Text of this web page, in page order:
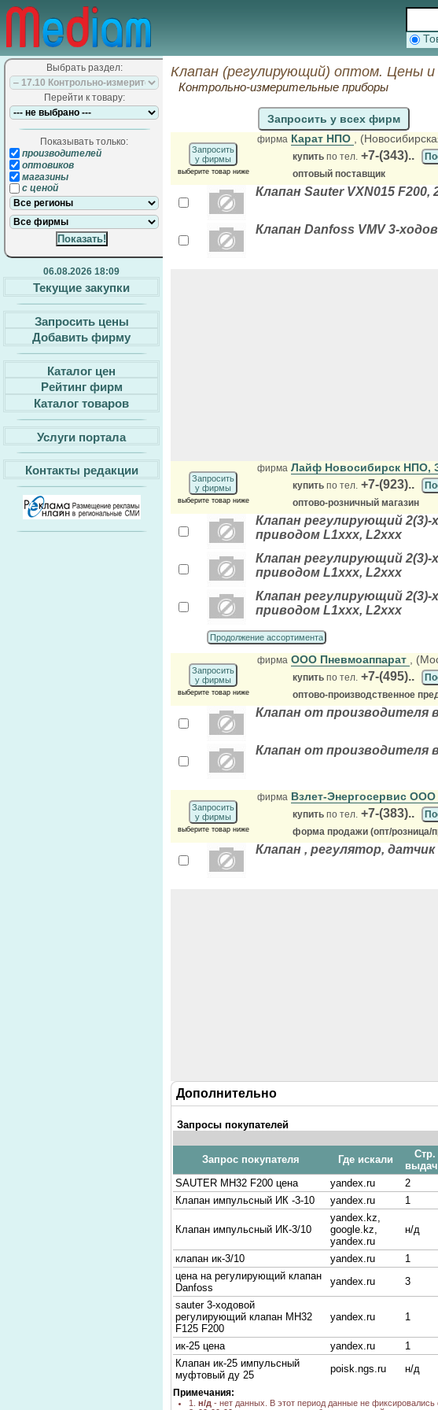
Выбрать раздел:
Перейти к товару:
Показывать только:
производителей
оптовиков
магазины
с ценой
06.08.2026 18:09
Текущие закупки
Запросить цены
Добавить фирму
Каталог цен
Рейтинг фирм
Каталог товаров
Услуги портала
Контакты редакции
Клапан (регулирующий) оптом. Цены и
Контрольно-измерительные приборы
Запросить у всех фирм
Запросить
у фирмы
выберите товар ниже
фирма Карат НПО ,
купить по тел. +7-(343)..
оптовый поставщик
Клапан Sauter VXN015
Клапан Danfoss VMV 3-
Запросить
у фирмы
выберите товар ниже
фирма Лайф Новосибирск НПО,
купить по тел. +7-(923)..
оптово-розничный магазин
Клапан регулирующий 2(3)-
приводом L1ххх, L2ххх
Клапан регулирующий 2(3)-
приводом L1ххх, L2ххх
Клапан регулирующий 2(3)-
приводом L1ххх, L2ххх
Продолжение ассортимента
Запросить
у фирмы
выберите товар ниже
фирма ООО Пневмоаппарат ,
купить по тел. +7-(495)..
оптово-производственное
Клапан от производителя
Клапан от производителя
Запросить
у фирмы
выберите товар ниже
фирма Взлет-Энергосервис ООО
купить по тел. +7-(383)..
форма продажи (опт/розница/
Клапан , регулятор,
Дополнительно
Запросы покупателей
Запрос покупателя Где искали
Стр.
SAUTER MH32 F200 цена
yandex.ru 2
Клапан импульсный ИК -3-10
yandex.ru 1
Клапан импульсный ИК-3/10
yandex.kz,
google.kz,
yandex.ru
н/д
клапан ик-3/10 yandex.ru 1
цена на регулирующий клапан
Danfoss
yandex.ru 3
sauter 3-ходовой
регулирующий клапан MH32
F125 F200
yandex.ru 1
ик-25 цена yandex.ru 1
Клапан ик-25 импульсный
муфтовый ду 25
poisk.ngs.ru н/д
sauter MH32F125F200
Примечания:
1. н/д - нет данных. В этот период данные не фиксировались